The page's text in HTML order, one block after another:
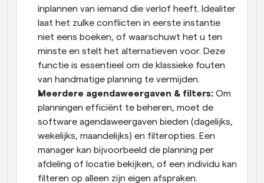
inplannen van iemand die verlof heeft. Idealiter
laat het zulke conflicten in eerste instantie
niet eens boeken, of waarschuwt het u ten
minste en stelt het alternatieven voor. Deze
functie is essentieel om de klassieke fouten
van handmatige planning te vermijden.
Meerdere agendaweergaven & filters: Om
planningen efficiënt te beheren, moet de
software agendaweergaven bieden (dagelijks,
wekelijks, maandelijks) en filteropties. Een
manager kan bijvoorbeeld de planning per
afdeling of locatie bekijken, of een individu kan
filteren op alleen zijn eigen afspraken.